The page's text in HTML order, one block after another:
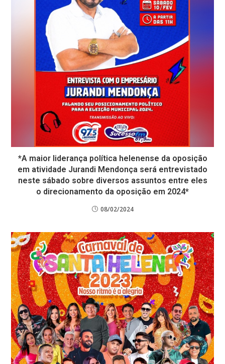
*A maior liderança política helenense da oposição
em atividade Jurandi Mendonça será entrevistado
neste sábado sobre diversos assuntos entre eles
o direcionamento da oposição em 2024*
08/02/2024